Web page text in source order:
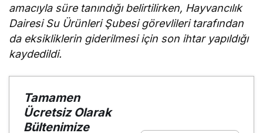
amacıyla süre tanındığı belirtilirken, Hayvancılık
Dairesi Su Ürünleri Şubesi görevlileri tarafından
da eksikliklerin giderilmesi için son ihtar yapıldığı
kaydedildi.
Tamamen
Ücretsiz Olarak
Bültenimize